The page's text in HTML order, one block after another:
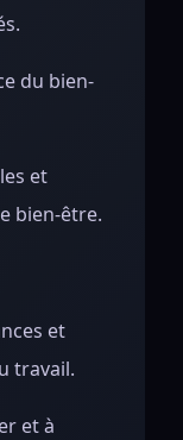
du bien-
et
bien-être.
et
travail.
et à